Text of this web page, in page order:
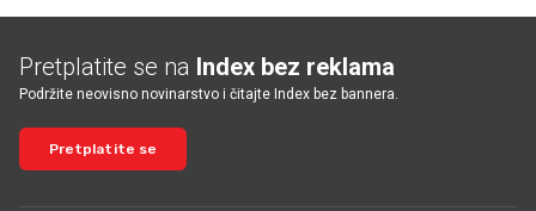
Pretplatite se na Index bez reklama
Podržite neovisno novinarstvo i čitajte Index bez bannera.
Pretplatite se